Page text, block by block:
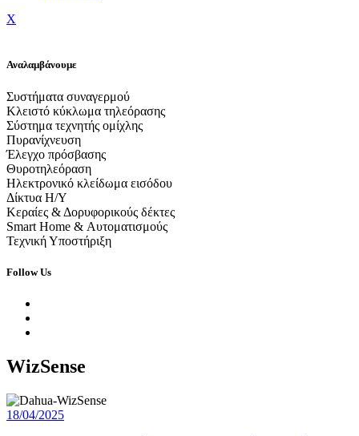
X
Αναλαμβάνουμε
Συστήματα συναγερμού
Κλειστό κύκλωμα τηλεόρασης
Σύστημα τεχνητής ομίχλης
Πυρανίχνευση
Έλεγχο πρόσβασης
Θυροτηλεόραση
Ηλεκτρονικό κλείδωμα εισόδου
Δίκτυα Η/Υ
Κεραίες & Δορυφορικούς δέκτες
Smart Home & Αυτοματισμούς
Τεχνική Υποστήριξη
Follow Us
WizSense
18/04/2025